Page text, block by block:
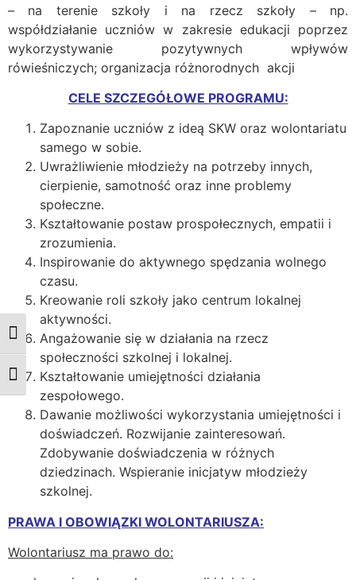
Przełącz wysoki kontrast
Zmień rozmiar czcionek
– na terenie szkoły i na rzecz szkoły – np.
współdziałanie uczniów w zakresie edukacji poprzez
wykorzystywanie pozytywnych wpływów
rówieśniczych; organizacja różnorodnych akcji
CELE SZCZEGÓŁOWE PROGRAMU:
Zapoznanie uczniów z ideą SKW oraz wolontariatu
samego w sobie.
Uwrażliwienie młodzieży na potrzeby innych,
cierpienie, samotność oraz inne problemy
społeczne.
Kształtowanie postaw prospołecznych, empatii i
zrozumienia.
Inspirowanie do aktywnego spędzania wolnego
czasu.
Kreowanie roli szkoły jako centrum lokalnej
aktywności.
Angażowanie się w działania na rzecz
społeczności szkolnej i lokalnej.
Kształtowanie umiejętności działania
zespołowego.
Dawanie możliwości wykorzystania umiejętności i
doświadczeń. Rozwijanie zainteresowań.
Zdobywanie doświadczenia w różnych
dziedzinach. Wspieranie inicjatyw młodzieży
szkolnej.
PRAWA I OBOWIĄZKI WOLONTARIUSZA:
Wolontariusz ma prawo do: